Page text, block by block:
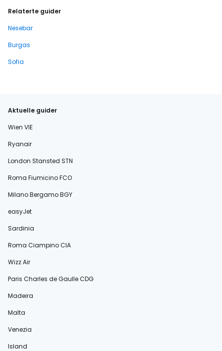
Relaterte guider
Nesebar
Burgas
Sofia
Aktuelle guider
Wien VIE
Ryanair
London Stansted STN
Roma Fiumicino FCO
Milano Bergamo BGY
easyJet
Sardinia
Roma Ciampino CIA
Wizz Air
Paris Charles de Gaulle CDG
Madeira
Malta
Venezia
Island